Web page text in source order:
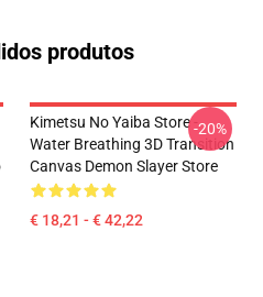
produtos
Kimetsu No Yaiba Store -
Water Breathing 3D Transition
Canvas Demon Slayer Store
€ 18,21 - € 42,22
-20%